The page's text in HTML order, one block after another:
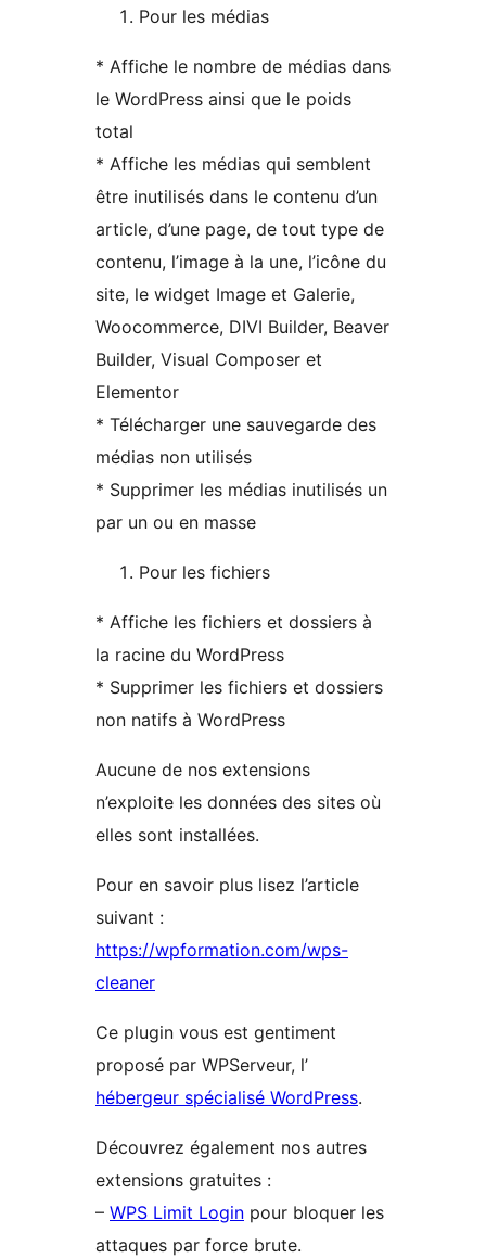
Pour les médias
* Affiche le nombre de médias dans
le WordPress ainsi que le poids
total
* Affiche les médias qui semblent
être inutilisés dans le contenu d’un
article, d’une page, de tout type de
contenu, l’image à la une, l’icône du
site, le widget Image et Galerie,
Woocommerce, DIVI Builder, Beaver
Builder, Visual Composer et
Elementor
* Télécharger une sauvegarde des
médias non utilisés
* Supprimer les médias inutilisés un
par un ou en masse
Pour les fichiers
* Affiche les fichiers et dossiers à
la racine du WordPress
* Supprimer les fichiers et dossiers
non natifs à WordPress
Aucune de nos extensions
n’exploite les données des sites où
elles sont installées.
Pour en savoir plus lisez l’article
suivant :
https://wpformation.com/wps-
cleaner
Ce plugin vous est gentiment
proposé par WPServeur, l’
hébergeur spécialisé WordPress.
Découvrez également nos autres
extensions gratuites :
– WPS Limit Login pour bloquer les
attaques par force brute.